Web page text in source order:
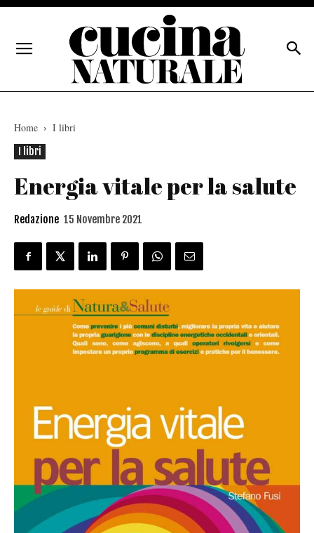
Home
I libri
I libri
Energia vitale per la salute
Redazione 15 Novembre 2021